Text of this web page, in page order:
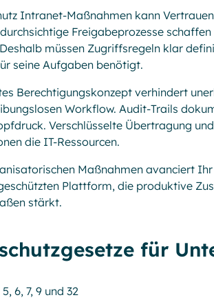
Intranet-Maßnahmen kann
Freigabeprozesse
müssen Zugriffsregeln klar
seine Aufgaben benötigt.
Berechtigungskonzept verhindert
Workflow. Audit-Trails
Verschlüsselte Übertragung
die IT-Ressourcen.
Maßnahmen avanciert
Plattform, die produktive
stärkt.
für
6, 7, 9 und 32